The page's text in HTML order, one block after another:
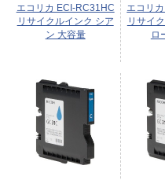
エコリカ ECI-RC31HC
リサイクルインク シア
ン 大容量
エコリ
リサイ
ロ